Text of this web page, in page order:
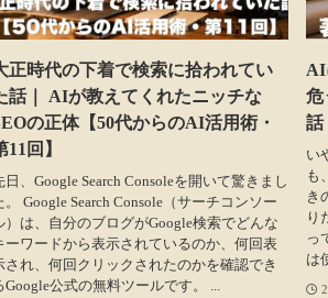
正時代の下着で検索に拾われてい
話｜ AIが教えてくれたニッチな
の正体【50代からのAI活用術・
11回】
日、Google Search Consoleを開いて驚きまし
。 Google Search Console（サーチコンソー
）は、自分のブログがGoogle検索でどんな
ーワードから表示されているのか、何回表
され、何回クリックされたのかを確認でき
Google公式の無料ツールです。 ...
AI
危
話
い
も
き
り
っ
は